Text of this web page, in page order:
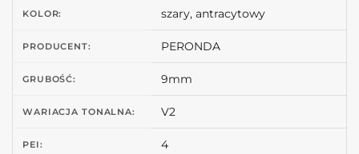
KOLOR: szary, antracytowy
PRODUCENT: PERONDA
GRUBOŚĆ: 9mm
WARIACJA TONALNA: V2
PEI: 4